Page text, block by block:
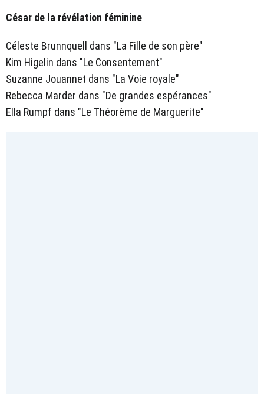
César de la révélation féminine
Céleste Brunnquell dans "La Fille de son père"
Kim Higelin dans "Le Consentement"
Suzanne Jouannet dans "La Voie royale"
Rebecca Marder dans "De grandes espérances"
Ella Rumpf dans "Le Théorème de Marguerite"